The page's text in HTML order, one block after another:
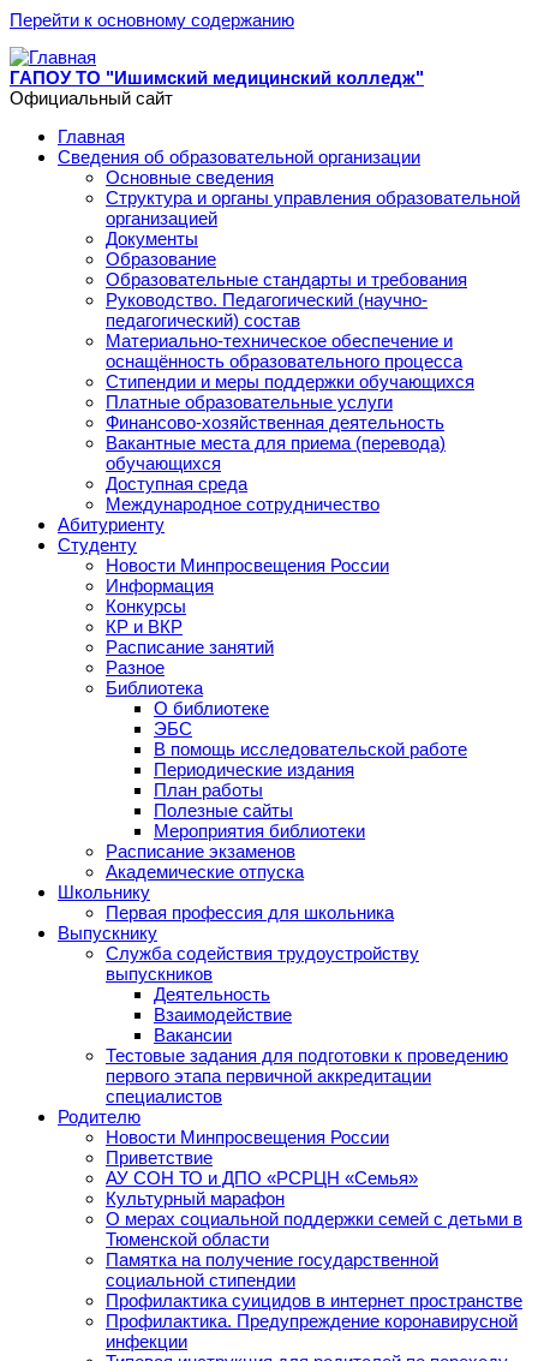
Перейти к основному содержанию
ГАПОУ ТО "Ишимский медицинский колледж"
Официальный сайт
Главная
Сведения об образовательной организации
Основные сведения
Структура и органы управления образовательной
организацией
Документы
Образование
Образовательные стандарты и требования
Руководство. Педагогический (научно-
педагогический) состав
Материально-техническое обеспечение и
оснащённость образовательного процесса
Стипендии и меры поддержки обучающихся
Платные образовательные услуги
Финансово-хозяйственная деятельность
Вакантные места для приема (перевода)
обучающихся
Доступная среда
Международное сотрудничество
Абитуриенту
Студенту
Новости Минпросвещения России
Информация
Конкурсы
КР и ВКР
Расписание занятий
Разное
Библиотека
О библиотеке
ЭБС
В помощь исследовательской работе
Периодические издания
План работы
Полезные сайты
Мероприятия библиотеки
Расписание экзаменов
Академические отпуска
Школьнику
Первая профессия для школьника
Выпускнику
Служба содействия трудоустройству
выпускников
Деятельность
Взаимодействие
Вакансии
Тестовые задания для подготовки к проведению
первого этапа первичной аккредитации
специалистов
Родителю
Новости Минпросвещения России
Приветствие
АУ СОН ТО и ДПО «РСРЦН «Семья»
Культурный марафон
О мерах социальной поддержки семей с детьми в
Тюменской области
Памятка на получение государственной
социальной стипендии
Профилактика суицидов в интернет пространстве
Профилактика. Предупреждение коронавирусной
инфекции